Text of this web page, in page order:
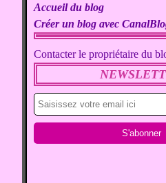
Accueil du blog
Créer un blog avec
Contacter le propriétaire du